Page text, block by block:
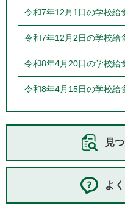
令和7年12月1日の学校給
令和7年12月2日の学校給
令和8年4月20日の学校給
令和8年4月15日の学校給
見
よ